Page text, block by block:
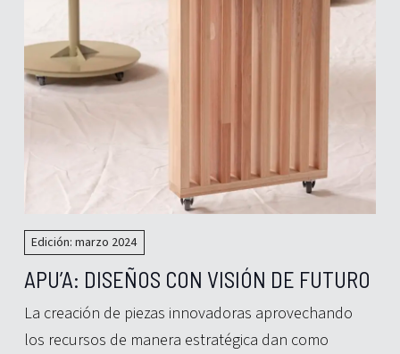
Edición: marzo 2024
APU’A: DISEÑOS CON VISIÓN DE FUTURO
La creación de piezas innovadoras aprovechando
los recursos de manera estratégica dan como